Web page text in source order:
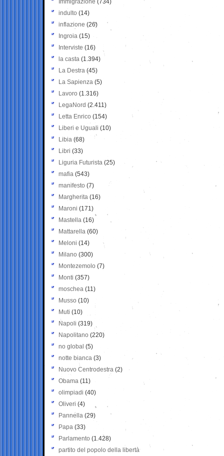
Immigrazione (734)
indulto (14)
inflazione (26)
Ingroia (15)
Interviste (16)
la casta (1.394)
La Destra (45)
La Sapienza (5)
Lavoro (1.316)
LegaNord (2.411)
Letta Enrico (154)
Liberi e Uguali (10)
Libia (68)
Libri (33)
Liguria Futurista (25)
mafia (543)
manifesto (7)
Margherita (16)
Maroni (171)
Mastella (16)
Mattarella (60)
Meloni (14)
Milano (300)
Montezemolo (7)
Monti (357)
moschea (11)
Musso (10)
Muti (10)
Napoli (319)
Napolitano (220)
no global (5)
notte bianca (3)
Nuovo Centrodestra (2)
Obama (11)
olimpiadi (40)
Oliveri (4)
Pannella (29)
Papa (33)
Parlamento (1.428)
partito del popolo della libertà